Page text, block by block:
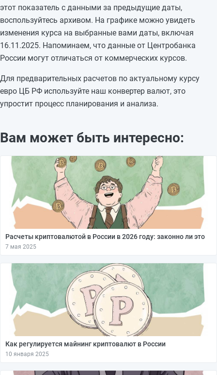
08.11.2025
93,8366
+0,0724
07.11.2025
93,7642
+0,2511
06.11.2025
93,5131
+0,1282
05.11.2025
93,3849
—
04.11.2025
93,3849
—
02.11.2025
этот показатель с данными за предыдущие даты,
воспользуйтесь архивом. На графике можно увидеть
изменения курса на выбранные вами даты, включая
16.11.2025. Напоминаем, что данные от Центробанка
России могут отличаться от коммерческих курсов.
Для предварительных расчетов по актуальному курсу
евро ЦБ РФ используйте наш конвертер валют, это
упростит процесс планирования и анализа.
Вам может быть интересно:
Расчеты криптовалютой в России в 2026 году: законно ли это
7 мая 2025
Как регулируется майнинг криптовалют в России
10 января 2025